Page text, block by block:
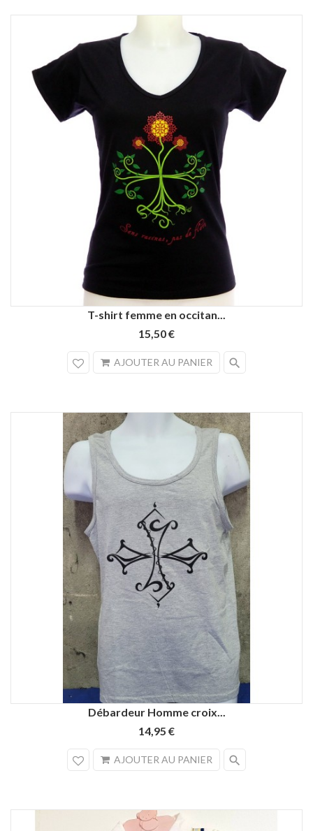
T-shirt femme en occitan...
15,50 €
AJOUTER AU PANIER search
Débardeur Homme croix...
14,95 €
AJOUTER AU PANIER search